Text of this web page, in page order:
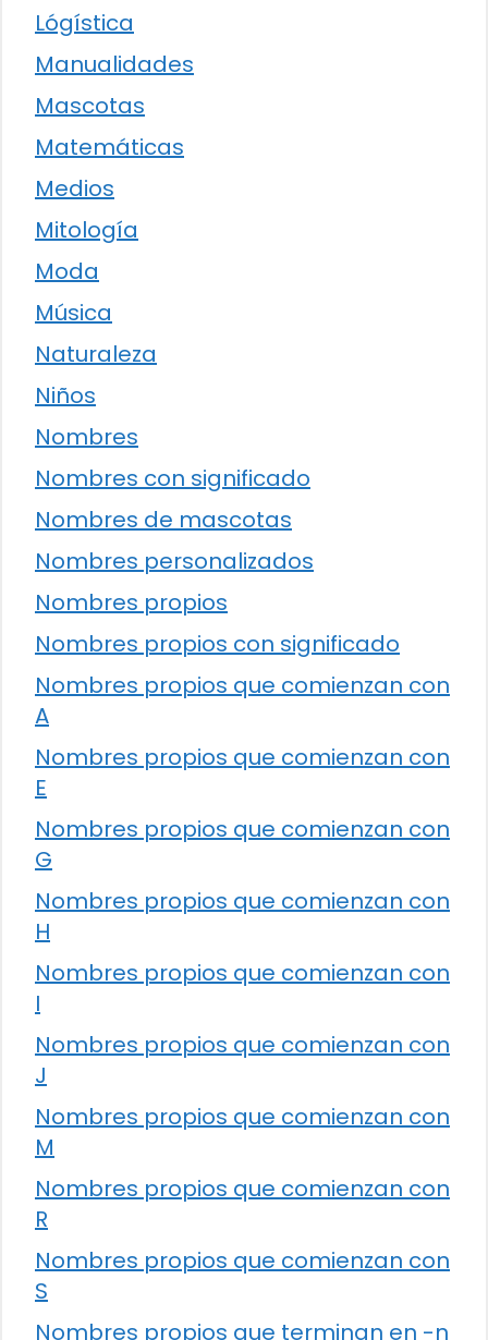
Lógística
Manualidades
Mascotas
Matemáticas
Medios
Mitología
Moda
Música
Naturaleza
Niños
Nombres
Nombres con significado
Nombres de mascotas
Nombres personalizados
Nombres propios
Nombres propios con significado
Nombres propios que comienzan con
A
Nombres propios que comienzan con
E
Nombres propios que comienzan con
G
Nombres propios que comienzan con
H
Nombres propios que comienzan con
I
Nombres propios que comienzan con
J
Nombres propios que comienzan con
M
Nombres propios que comienzan con
R
Nombres propios que comienzan con
S
Nombres propios que terminan en -n